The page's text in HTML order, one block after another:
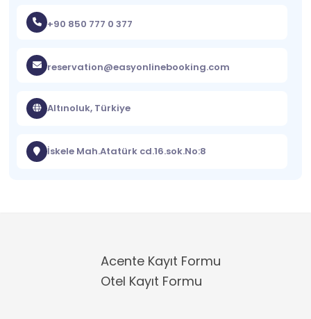
+90 850 777 0 377
reservation@easyonlinebooking.com
Altınoluk, Türkiye
İskele Mah.Atatürk cd.16.sok.No:8
Acente Kayıt Formu
Otel Kayıt Formu